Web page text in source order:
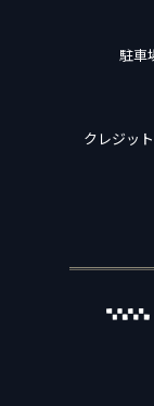
駐車
クレジッ